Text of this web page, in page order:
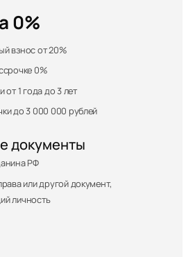
0%
взнос от 20%
0%
от 1 года до 3 лет
до 3 000 000 рублей
документы
РФ
или другой документ,
личность